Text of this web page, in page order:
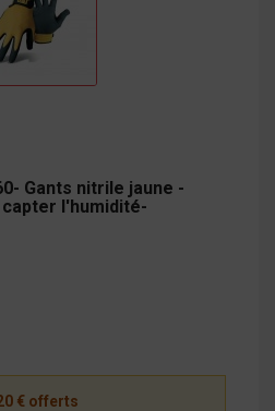
Gants nitrile jaune -
l'humidité-
€ offerts